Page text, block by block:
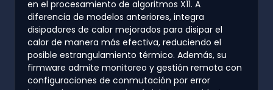
en el procesamiento de algoritmos X11. A
diferencia de modelos anteriores, integra
disipadores de calor mejorados para disipar el
calor de manera más efectiva, reduciendo el
posible estrangulamiento térmico. Además, su
firmware admite monitoreo y gestión remota con
configuraciones de conmutación por error